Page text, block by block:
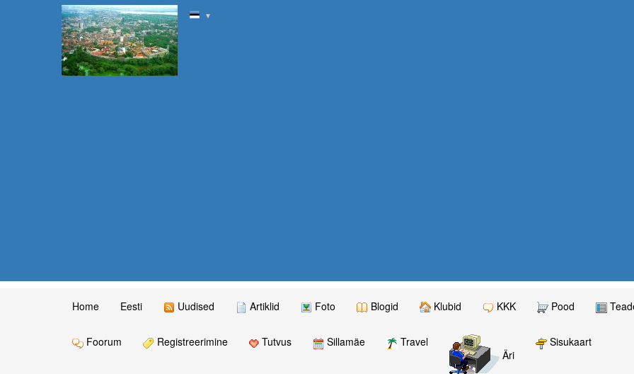
▼
Home Eesti Uudised Artiklid Foto Blogid Klubid KKK Pood
Foorum Registreerimine Tutvus Sillamäe
Travel
Äri
Sisukaart